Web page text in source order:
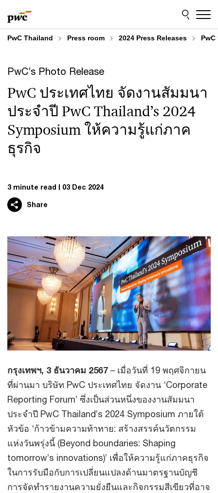
to
content
to
footer
PwC Thailand Press room 2024 Press Releases
PwC’s Photo Release
PwC ประเทศไทย จัดงานสัมมนา
ประจำปี PwC Thailand’s 2024
Symposium ให้ความรู้แก่ภาค
ธุรกิจ
3 minute read 03 Dec 2024
Share
กรุงเทพฯ, 3 ธันวาคม 2567 – เมื่อวันที่ 19 พฤศจิกายน
ที่ผ่านมา บริษัท PwC ประเทศไทย จัดงาน ‘Corporate
Reporting Forum’ ซึ่งเป็นส่วนหนึ่งของงานสัมมนา
ประจำปี PwC Thailand’s 2024 Symposium ภายใต้
หัวข้อ ‘ก้าวข้ามความท้าทาย: สร้างสรรค์นวัตกรรม
แห่งวันพรุ่งนี้ (Beyond boundaries: Shaping
tomorrow’s innovations)’ เพื่อให้ความรู้แก่ภาคธุรกิจ
ในการรับมือกับการเปลี่ยนแปลงด้านมาตรฐานบัญชี
การจัดทำรายงานความยั่งยืนและกิจกรรมสีเขียวที่อาจ